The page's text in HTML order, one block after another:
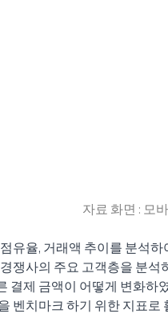
자료 화면 : 모
유율, 거래액 추이를 분석
쟁사의 주요 고객층을 분
결제 금액이 어떻게 변화하
벤치마크 하기 위한 지표로